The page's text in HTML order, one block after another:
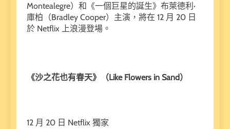
Montealegre）和《一個巨星的誕生》布萊德利·
庫柏（Bradley Cooper）主演，將在 12 月 20 日
於 Netflix 上浪漫登場。
《沙之花也有春天》（Like Flowers in Sand）
12 月 20 日 Netflix 獨家